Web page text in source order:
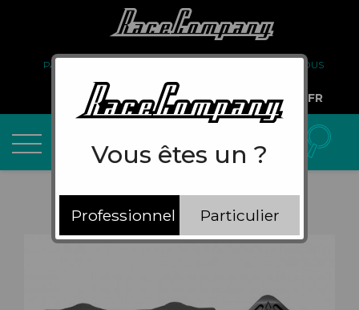
PARTENARIAT
À PROPOS DE NOUS
COMPTE PRO
FR
Vous êtes un ?
Professionnel Particulier